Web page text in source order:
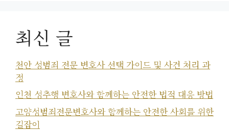
최신 글
천안 성범죄 전문 변호사 선택 가이드 및 사건 처리 과
정
인천 성추행 변호사와 함께하는 안전한 법적 대응 방법
고양성범죄전문변호사와 함께하는 안전한 사회를 위한
길잡이